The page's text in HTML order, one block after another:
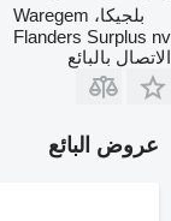
بلجيكا، Waregem
Flanders Surplus nv
الاتصال بالبائع
عروض البائع